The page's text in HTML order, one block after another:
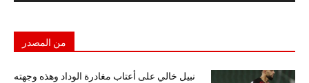
من المصدر
نبيل خالي على أعتاب مغادرة الوداد وهذه وجهته